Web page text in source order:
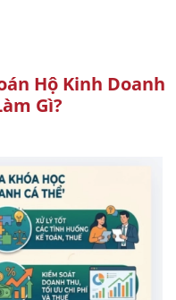
Hộ Kinh Doanh
Gì?